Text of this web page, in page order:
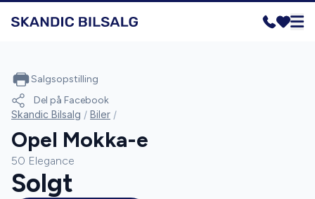
Salgsopstilling
Del på Facebook
Skandic Bilsalg / Biler /
Opel Mokka-e
50 Elegance
Solgt